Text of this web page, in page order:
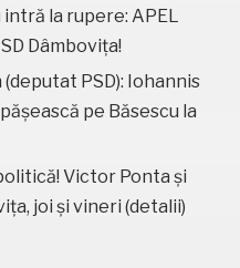
la rupere: APEL
Dâmbovița!
PSD): Iohannis
pe Băsescu la
Victor Ponta și
joi și vineri (detalii)